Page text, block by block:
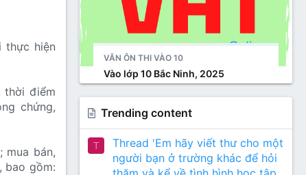
thực hiện
thời điểm
chứng,
mua bán,
bao gồm:
VĂN ÔN THI VÀO 10
Vào lớp 10 Bắc Ninh, 2025
Trending content
T
Thread 'Em hãy viết thư cho một
người bạn ở trường khác để hỏi